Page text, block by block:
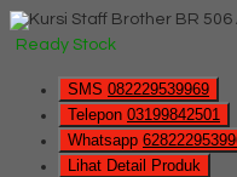
Ready Stock
SMS 082229539969
Telepon 03199842501
Whatsapp
Lihat Detail Produk